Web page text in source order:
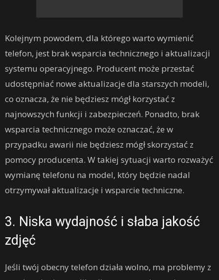
Kolejnym powodem, dla którego warto wymienić
telefon, jest brak wsparcia technicznego i aktualizacji
systemu operacyjnego. Producent może przestać
udostępniać nowe aktualizacje dla starszych modeli,
co oznacza, że nie będziesz mógł korzystać z
najnowszych funkcji i zabezpieczeń. Ponadto, brak
wsparcia technicznego może oznaczać, że w
przypadku awarii nie będziesz mógł skorzystać z
pomocy producenta. W takiej sytuacji warto rozważyć
wymianę telefonu na model, który będzie nadal
otrzymywał aktualizacje i wsparcie techniczne.
3. Niska wydajność i słaba jakość
zdjęć
Jeśli twój obecny telefon działa wolno, ma problemy z